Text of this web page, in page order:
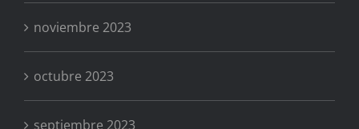
noviembre 2023
octubre 2023
septiembre 2023